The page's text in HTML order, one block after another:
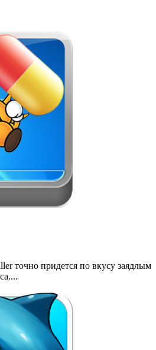
точно придется по вкусу заядлым